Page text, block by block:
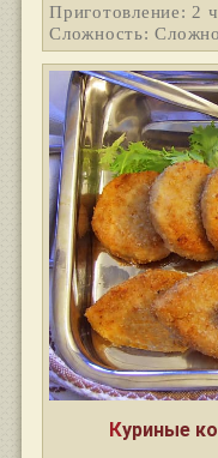
Приготовление: 2 ч
Сложность: Сложно
Куриные